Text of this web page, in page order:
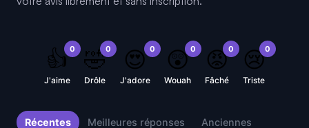
0
👍
J'aime
0
🤣
Drôle
0
😍
J'adore
0
😲
Wouah
0
😡
Fâché
0
😢
Triste
Récentes Meilleures réponses Anciennes